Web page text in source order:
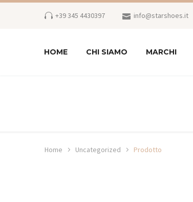
+39 345 4430397 info@starshoes.it
HOME CHI SIAMO MARCHI
Home Uncategorized Prodotto